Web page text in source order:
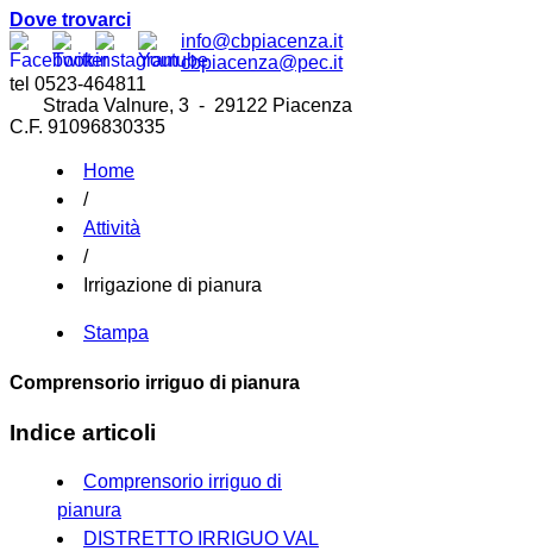
Dove trovarci
info@cbpiacenza.it
cbpiacenza@pec.it
tel 0523-464811
Strada Valnure, 3 - 29122 Piacenza
C.F. 91096830335
Home
/
Attività
/
Irrigazione di pianura
Stampa
Comprensorio irriguo di pianura
Indice articoli
Comprensorio irriguo di
pianura
DISTRETTO IRRIGUO VAL